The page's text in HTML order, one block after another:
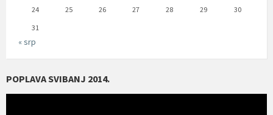
24
25 26 27 28 29
30
31
« srp
POPLAVA SVIBANJ 2014.